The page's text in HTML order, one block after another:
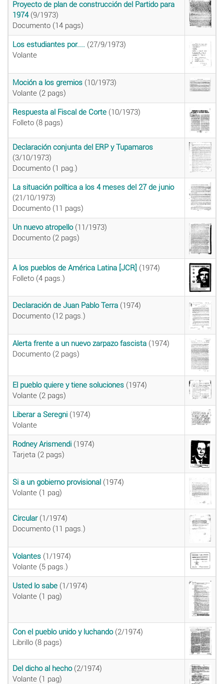
Proyecto de plan de construcción del Partido para
1974(9/1973)
Documento (14 pags)
Los estudiantes por.... (27/9/1973)
Volante
Moción a los gremios (10/1973)
Volante (2 pags)
Respuesta al Fiscal de Corte (10/1973)
Folleto (8 pags)
Declaración conjunta del ERP y Tupamaros
(3/10/1973)
Documento (1 pag.)
La situación política a los 4 meses del 27 de junio
(21/10/1973)
Documento (11 pags)
Un nuevo atropello(11/1973)
Documento (2 pags)
A los pueblos de América Latina [JCR] (1974)
Folleto (4 pags.)
Declaración de Juan Pablo Terra (1974)
Documento (12 pags.)
Alerta frente a un nuevo zarpazo fascista (1974)
Documento (2 pags)
El pueblo quiere y tiene soluciones (1974)
Volante (2 pags)
Liberar a Seregni (1974)
Volante
Rodney Arismendi (1974)
Tarjeta (2 pags)
Si a un gobierno provisional (1974)
Volante (1 pag)
Circular(1/1974)
Documento (11 pags.)
Volantes (1/1974)
Volante (5 pags.)
Usted lo sabe (1/1974)
Volante (1 pag)
Con el pueblo unido y luchando(2/1974)
Librillo (8 pags)
Del dicho al hecho(2/1974)
Volante (1 pag)